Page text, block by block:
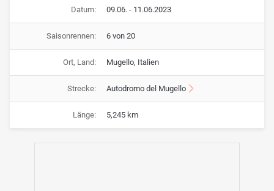
Datum: 09.06. - 11.06.2023
Saisonrennen: 6 von 20
Ort, Land: Mugello, Italien
Strecke: Autodromo del Mugello
Länge: 5,245 km